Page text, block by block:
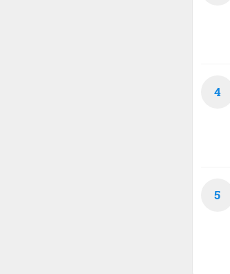
4
5